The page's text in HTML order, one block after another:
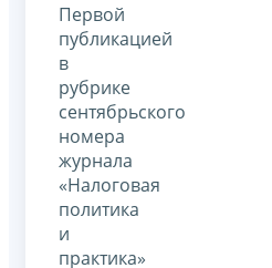
Первой
публикацией
в
рубрике
сентябрьского
номера
журнала
«Налоговая
политика
и
практика»